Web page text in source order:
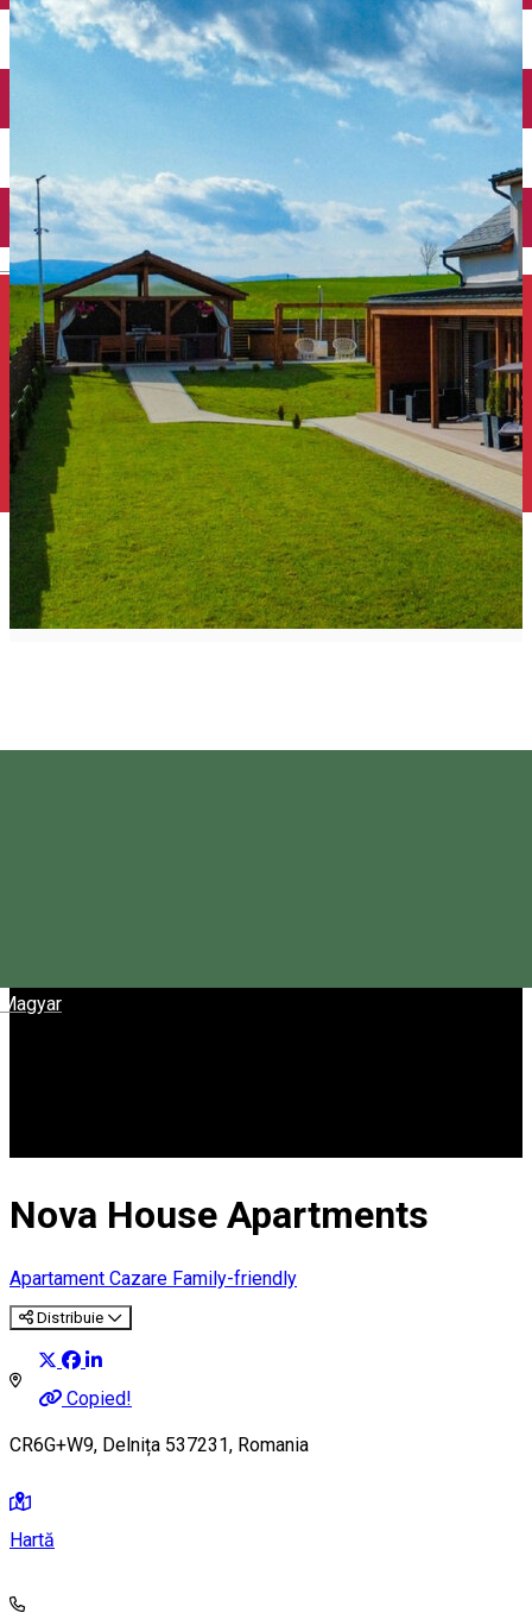
English
Magyar
Închirieri auto
Închirieri de biciclete
Nova House Apartments
Apartament Cazare Family-friendly
Distribuie
Copied!
CR6G+W9, Delnița 537231, Romania
Hartă